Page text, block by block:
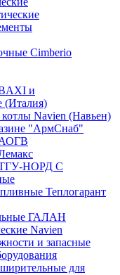
Cimberio
и
(Италия)
Navien (Навьен)
"АрмСнаб"
АОГВ
ТГУ-НОРД С
Теплогарант
ГАЛАН
Navien
и запасные
для